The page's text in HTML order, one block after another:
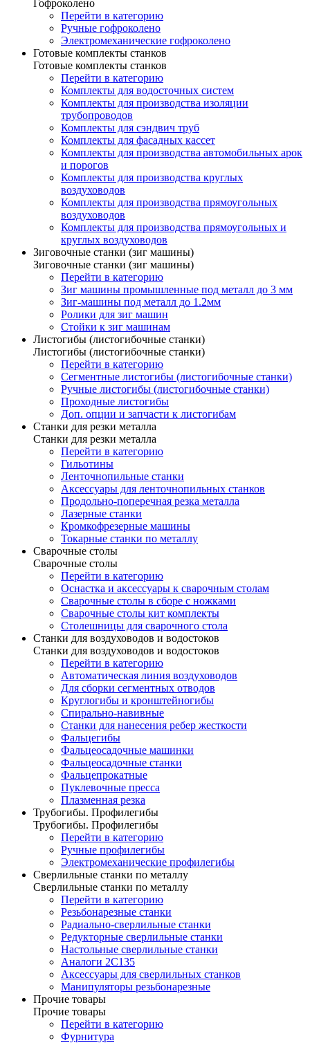
Гофроколено
Перейти в категорию
Ручные гофроколено
Электромеханические гофроколено
Готовые комплекты станков
Готовые комплекты станков
Перейти в категорию
Комплекты для водосточных систем
Комплекты для производства изоляции
трубопроводов
Комплекты для сэндвич труб
Комплекты для фасадных кассет
Комплекты для производства автомобильных арок
и порогов
Комплекты для производства круглых
воздуховодов
Комплекты для производства прямоугольных
воздуховодов
Комплекты для производства прямоугольных и
круглых воздуховодов
Зиговочные станки (зиг машины)
Зиговочные станки (зиг машины)
Перейти в категорию
Зиг машины промышленные под металл до 3 мм
Зиг-машины под металл до 1.2мм
Ролики для зиг машин
Стойки к зиг машинам
Листогибы (листогибочные станки)
Листогибы (листогибочные станки)
Перейти в категорию
Сегментные листогибы (листогибочные станки)
Ручные листогибы (листогибочные станки)
Проходные листогибы
Доп. опции и запчасти к листогибам
Станки для резки металла
Станки для резки металла
Перейти в категорию
Гильотины
Ленточнопильные станки
Аксессуары для ленточнопильных станков
Продольно-поперечная резка металла
Лазерные станки
Кромкофрезерные машины
Токарные станки по металлу
Сварочные столы
Сварочные столы
Перейти в категорию
Оснастка и аксессуары к сварочным столам
Сварочные столы в сборе с ножками
Сварочные столы кит комплекты
Столешницы для сварочного стола
Станки для воздуховодов и водостоков
Станки для воздуховодов и водостоков
Перейти в категорию
Автоматическая линия воздуховодов
Для сборки сегментных отводов
Круглогибы и кронштейногибы
Спирально-навивные
Станки для нанесения ребер жесткости
Фальцегибы
Фальцеосадочные машинки
Фальцеосадочные станки
Фальцепрокатные
Пуклевочные пресса
Плазменная резка
Трубогибы. Профилегибы
Трубогибы. Профилегибы
Перейти в категорию
Ручные профилегибы
Электромеханические профилегибы
Сверлильные станки по металлу
Сверлильные станки по металлу
Перейти в категорию
Резьбонарезные станки
Радиально-сверлильные станки
Редукторные сверлильные станки
Настольные сверлильные станки
Аналоги 2С135
Аксессуары для сверлильных станков
Манипуляторы резьбонарезные
Прочие товары
Прочие товары
Перейти в категорию
Фурнитура